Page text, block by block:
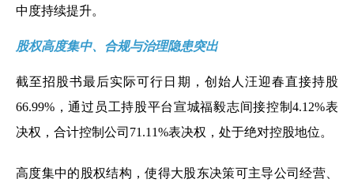
中度持续提升。
股权高度集中、合规与治理隐患突出
截至招股书最后实际可行日期，创始人汪迎春直接持股
66.99%，通过员工持股平台宣城福毅志间接控制4.12%表
决权，合计控制公司71.11%表决权，处于绝对控股地位。
高度集中的股权结构，使得大股东决策可主导公司经营、